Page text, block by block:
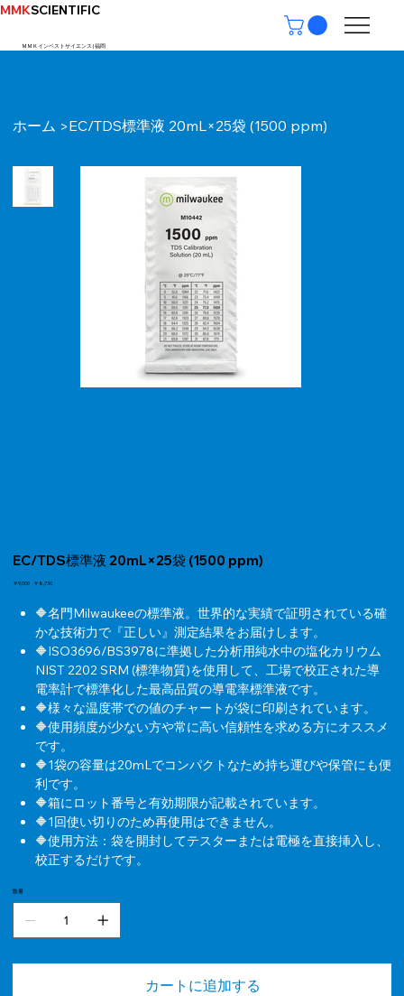
MMKSCIENTIFIC
ＭＭＫインベストサイエンス | ​福岡
ホーム >EC/TDS標準液 20mL×25袋 (1500 ppm)
EC/TDS標準液 20mL×25袋 (1500 ppm)
元
￥9,000
セ
ル
格
￥8,730
🔶名門Milwaukeeの標準液。世界的な実績で証明されている確
かな技術力で『正しい』測定結果をお届けします。
🔶ISO3696/BS3978に準拠した分析用純水中の塩化カリウム
NIST 2202 SRM (標準物質)を使用して、工場で校正された導
電率計で標準化した最高品質の導電率標準液です。
🔶様々な温度帯での値のチャートが袋に印刷されています。
🔶使用頻度が少ない方や常に高い信頼性を求める方にオススメ
です。
🔶1袋の容量は20mLでコンパクトなため持ち運びや保管にも便
利です。
🔶箱にロット番号と有効期限が記載されています。
🔶1回使い切りのため再使用はできません。
🔶使用方法：袋を開封してテスターまたは電極を直接挿入し、
校正するだけです。
数量
カートに追加する